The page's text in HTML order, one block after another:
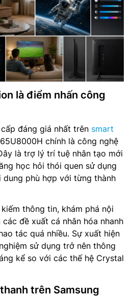
là điểm nhấn công
đáng giá nhất trên smart
chính là công nghệ
là trợ lý trí tuệ nhân tạo mới
học hỏi thói quen sử dụng
phù hợp với từng thành
thông tin, khám phá nội
đề xuất cá nhân hóa nhanh
tác quá nhiều. Sự xuất hiện
sử dụng trở nên thông
kể so với các thế hệ Crystal
trên Samsung